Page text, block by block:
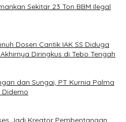
Sekitar 23 Ton BBM Ilegal
Dosen Cantik IAK SS Diduga
Diringkus di Tebo Tengah
dan Sungai, PT Kurnia Palma
Jadi Kreator Pembentangan